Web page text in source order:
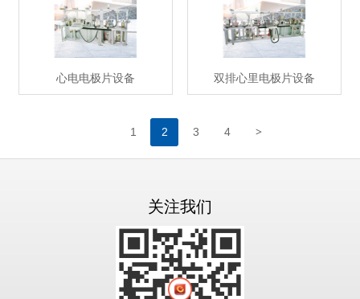
心电电极片设备 双排心里电极片设备
1 2 3 4 >
关注我们